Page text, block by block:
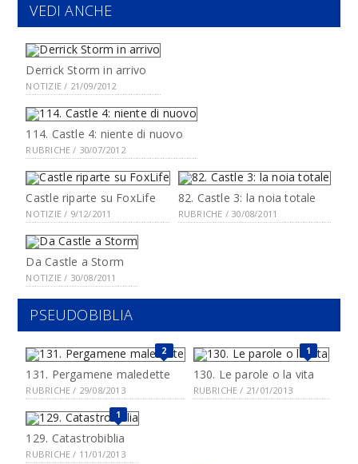
VEDI ANCHE
Derrick Storm in arrivo
NOTIZIE / 21/09/2012
114. Castle 4: niente di nuovo
RUBRICHE / 30/07/2012
Castle riparte su FoxLife
NOTIZIE / 9/12/2011
82. Castle 3: la noia totale
RUBRICHE / 30/08/2011
Da Castle a Storm
NOTIZIE / 30/08/2011
PSEUDOBIBLIA
2
131. Pergamene maledette
RUBRICHE / 29/08/2013
1
130. Le parole o la vita
RUBRICHE / 21/01/2013
1
129. Catastrobiblia
RUBRICHE / 11/01/2013